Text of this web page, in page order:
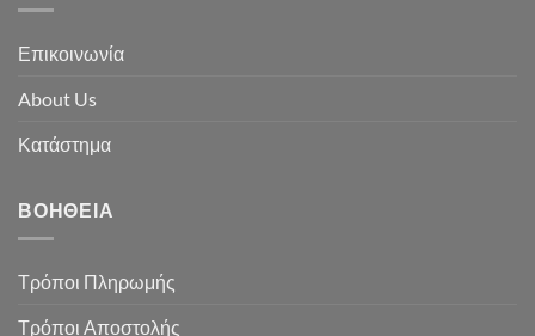
Επικοινωνία
About Us
Κατάστημα
ΒΟΉΘΕΙΑ
Τρόποι Πληρωμής
Τρόποι Αποστολής